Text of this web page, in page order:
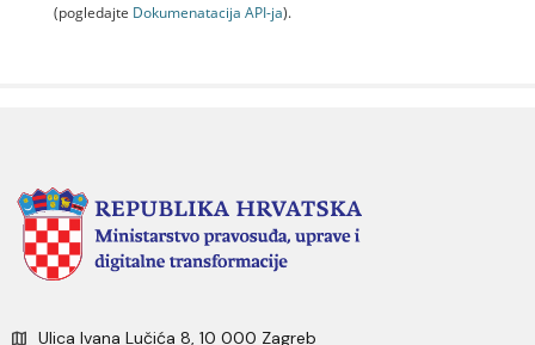
(pogledajte Dokumenаtаcijа API-jа).